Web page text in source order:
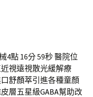
4點 16分 59秒醫院位
視遠視散光緩解療
舒顏萃引進各種童顏
層五星級GABA幫助改